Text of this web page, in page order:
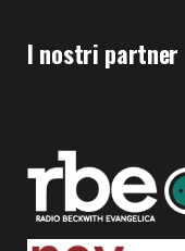
I nostri partner